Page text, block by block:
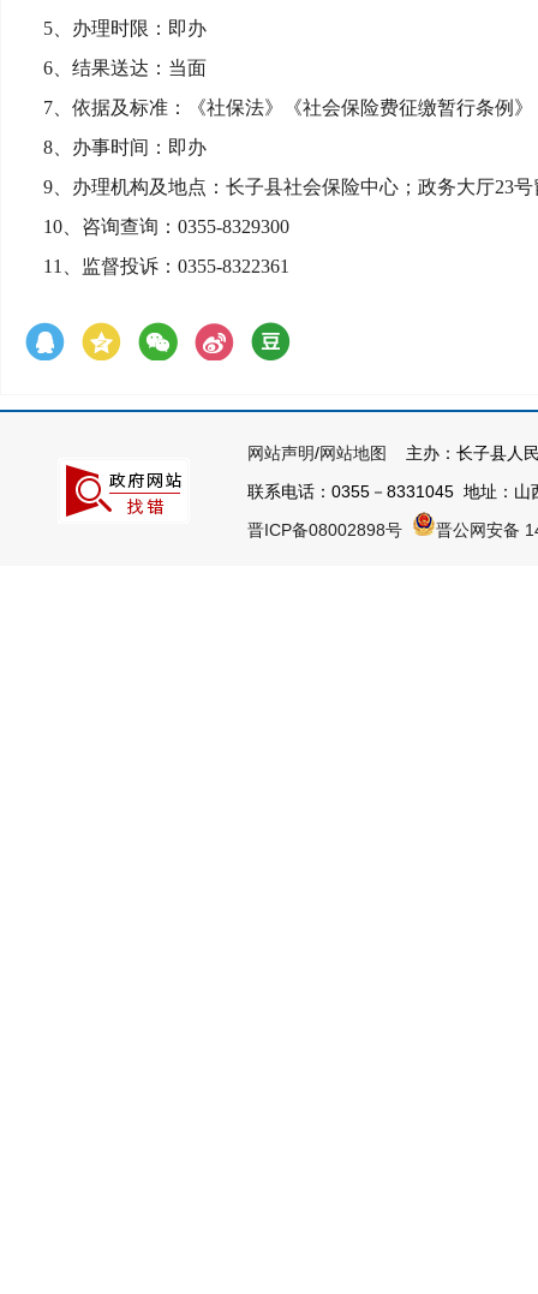
5、办理时限：即办
6、结果送达：当面
7、依据及标准：《社保法》《社会保险费征缴暂行条例
8、办事时间：即办
9、办理机构及地点：长子县社会保险中心；政务大厅23
10、咨询查询：0355-8329300
11、监督投诉：0355-8322361
网站声明/网站地图
主办：长子县人
联系电话：0355－8331045 地址：
晋ICP备08002898号
晋公网安备